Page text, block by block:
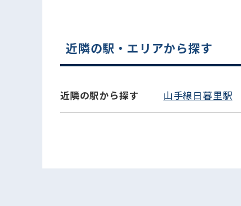
近隣の駅・エリアから探す
近隣の駅から探す 山手線日暮里駅